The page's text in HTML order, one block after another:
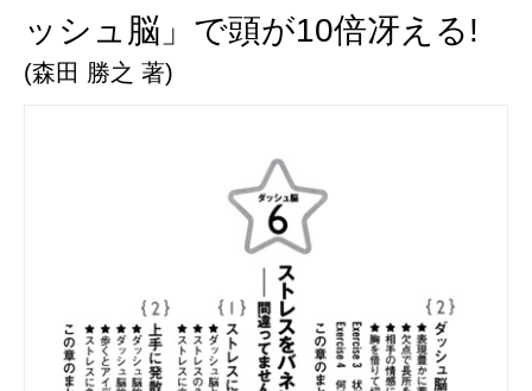
ッシュ脳」で頭が10倍冴える!
(森田 勝之 著)